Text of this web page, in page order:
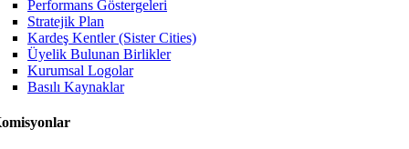
Performans Göstergeleri
Stratejik Plan
Kardeş Kentler (Sister Cities)
Üyelik Bulunan Birlikler
Kurumsal Logolar
Basılı Kaynaklar